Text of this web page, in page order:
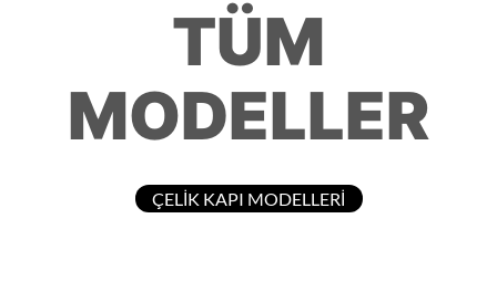
TÜM
MODELLER
ÇELİK KAPI MODELLERİ